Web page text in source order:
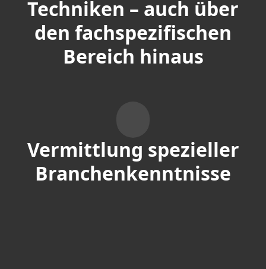
Techniken – auch über
den fachspezifischen
Bereich hinaus
Vermittlung spezieller
Branchenkenntnisse